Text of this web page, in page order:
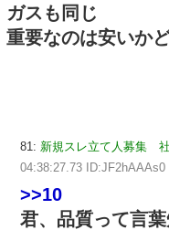
ガスも同じ
重要なのは安いか
81: 新規スレ立て人募集
04:38:27.73 ID:JF2hAAAs0
>>10
君、品質って言